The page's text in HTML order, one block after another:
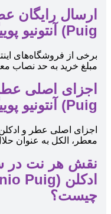
Puig) آنتونیو پوییگ
برخی از فروشگاه‌های
مبلغ خرید به حد نصاب
Puig) آنتونیو پوییگ
اجزای اصلی عطر و
معطر، الکل به عنوان
نقش هر نت در
چیست؟